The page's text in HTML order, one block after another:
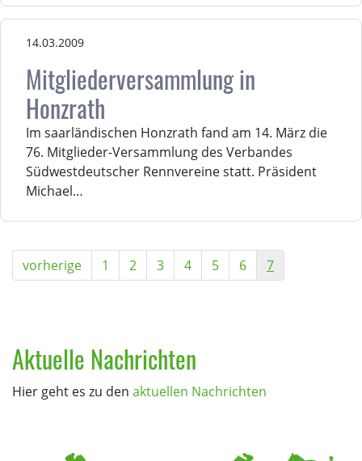
14.03.2009
Mitgliederversammlung in
Honzrath
Im saarländischen Honzrath fand am 14. März die
76. Mitglieder-Versammlung des Verbandes
Südwestdeutscher Rennvereine statt. Präsident
Michael…
vorherige 1 2 3 4 5 6 7
Aktuelle Nachrichten
Hier geht es zu den aktuellen Nachrichten